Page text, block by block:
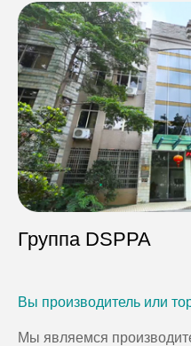
Группа DSPPA
Вы производитель или
Мы являемся